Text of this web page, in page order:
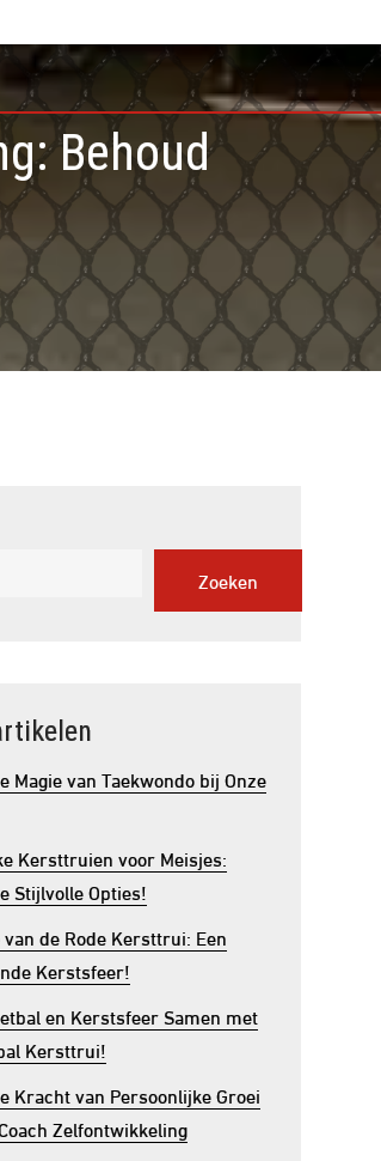
Behoud
Zoeken
Magie van Taekwondo bij Onze
Kersttruien voor Meisjes:
Stijlvolle Opties!
van de Rode Kersttrui: Een
Kerstsfeer!
en Kerstsfeer Samen met
Kersttrui!
Kracht van Persoonlijke Groei
Zelfontwikkeling